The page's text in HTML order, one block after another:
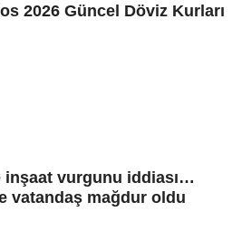
2026 Güncel Döviz Kurları
inşaat vurgunu iddiası…
vatandaş mağdur oldu